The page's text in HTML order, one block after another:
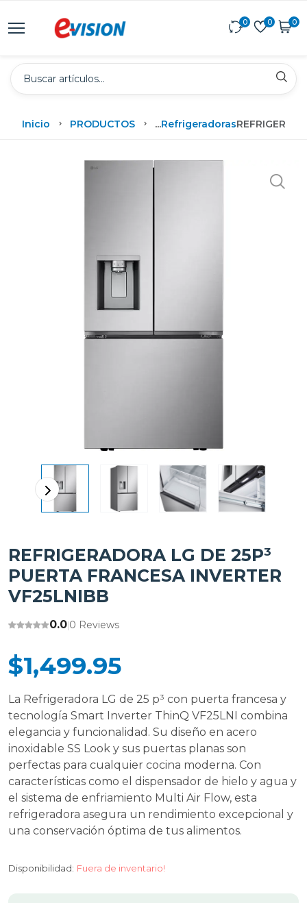
0 0 0
Inicio PRODUCTOS ...Refrigeradoras
REFRIGERADORA LG DE 25P³
PUERTA FRANCESA INVERTER
VF25LNIBB
0.0|0 Reviews
$1,499.95
La Refrigeradora LG de 25 p³ con puerta francesa y
tecnología Smart Inverter ThinQ VF25LNI combina
elegancia y funcionalidad. Su diseño en acero
inoxidable SS Look y sus puertas planas son
perfectas para cualquier cocina moderna. Con
características como el dispensador de hielo y agua y
el sistema de enfriamiento Multi Air Flow, esta
refrigeradora asegura un rendimiento excepcional y
una conservación óptima de tus alimentos.
Disponibilidad: Fuera de inventario!